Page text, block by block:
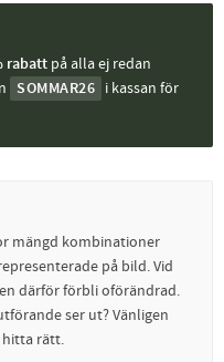
rabatt på alla ej redan
SOMMAR26 i kassan för
mängd kombinationer
på bild. Vid
därför förbli oförändrad.
ser ut? Vänligen
hitta rätt.